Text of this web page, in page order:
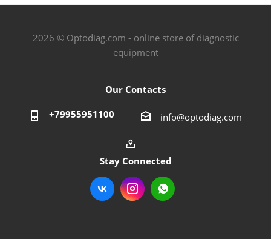
2026 © Optodiag.com - online store of diagnostic
equipment
Our Contacts
+79955951100 info@optodiag.com
Stay Connected